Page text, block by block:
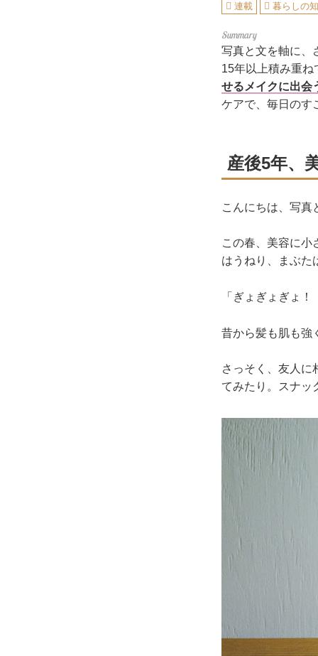
連載 暮らしの
写真と文を軸に、
15年以上積み重ね
せるメイクに出会
ケアで、毎日のす
産後5年、
こんにちは、写真
この春、美容に小
はうねり、まぶ
「ぎょぎょぎょ！
昔から髪も肌も強
さっそく、友人に
てみたり。スナッ